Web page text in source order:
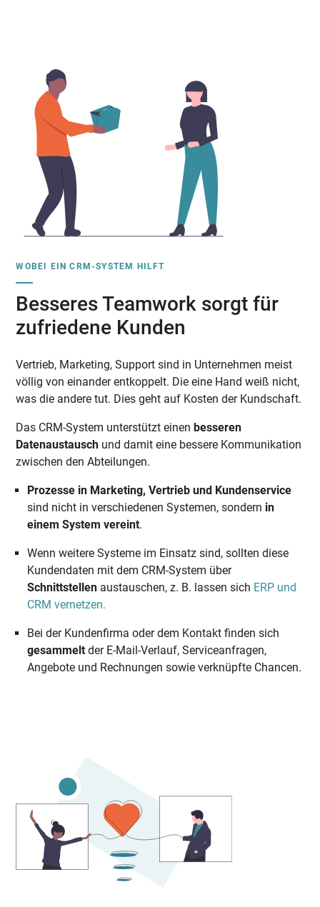
WOBEI EIN CRM-SYSTEM HILFT
Besseres Teamwork sorgt für
zufriedene Kunden
Vertrieb, Marketing, Support sind in Unternehmen meist
völlig von einander entkoppelt. Die eine Hand weiß nicht,
was die andere tut. Dies geht auf Kosten der Kundschaft.
Das CRM-System unterstützt einen besseren
Datenaustausch und damit eine bessere Kommunikation
zwischen den Abteilungen.
Prozesse in Marketing, Vertrieb und Kundenservice
sind nicht in verschiedenen Systemen, sondern in
einem System vereint.
Wenn weitere Systeme im Einsatz sind, sollten diese
Kundendaten mit dem CRM-System über
Schnittstellen austauschen, z. B. lassen sich ERP und
CRM vernetzen.
Bei der Kundenfirma oder dem Kontakt finden sich
gesammelt der E-Mail-Verlauf, Serviceanfragen,
Angebote und Rechnungen sowie verknüpfte Chancen.